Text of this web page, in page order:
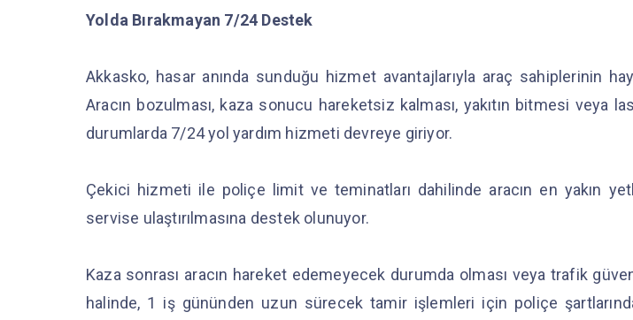
Yolda Bırakmayan 7/24 Destek
Akkasko, hasar anında sunduğu hizmet avantajlarıyla araç sahiplerinin
Aracın bozulması, kaza sonucu hareketsiz kalması, yakıtın bitmesi veya
durumlarda 7/24 yol yardım hizmeti devreye giriyor.
Çekici hizmeti ile poliçe limit ve teminatları dahilinde aracın en yakın
servise ulaştırılmasına destek olunuyor.
Kaza sonrası aracın hareket edemeyecek durumda olması veya trafik
halinde, 1 iş gününden uzun sürecek tamir işlemleri için poliçe